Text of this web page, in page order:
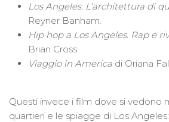
Los Angeles. L’architettura di
Reyner Banham.
Hip hop a Los Angeles. Rap e
Brian Cross
Viaggio in America di Oriana
Questi invece i film dove si vedono
quartieri e le spiagge di Los Angeles: